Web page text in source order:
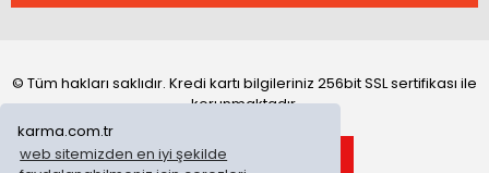
karma.com.tr
web sitemizden en iyi şekilde
© Tüm hakları saklıdır. Kredi kartı bilgileriniz 256bit SSL sertifikası ile
korunmaktadır.